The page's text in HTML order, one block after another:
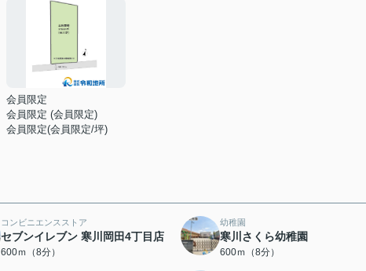
会員限定
会員限定 (会員限定)
会員限定(会員限定/坪)
コンビニエンスストア
セブンイレブン 寒川岡田4丁目店
600ｍ（8分）
幼稚園
寒川さくら幼稚園
600ｍ（8分）